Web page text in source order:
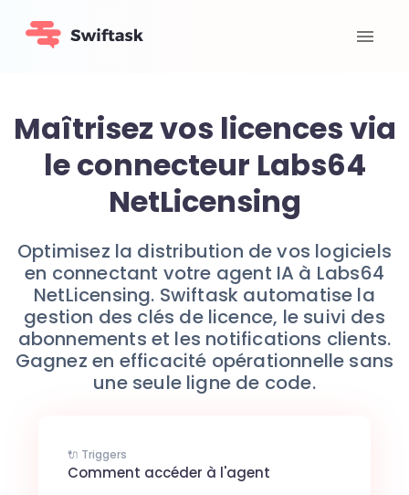
Maîtrisez vos licences via
le connecteur Labs64
NetLicensing
Optimisez la distribution de vos logiciels
en connectant votre agent IA à Labs64
NetLicensing. Swiftask automatise la
gestion des clés de licence, le suivi des
abonnements et les notifications clients.
Gagnez en efficacité opérationnelle sans
une seule ligne de code.
🔌 Triggers
Comment accéder à l'agent